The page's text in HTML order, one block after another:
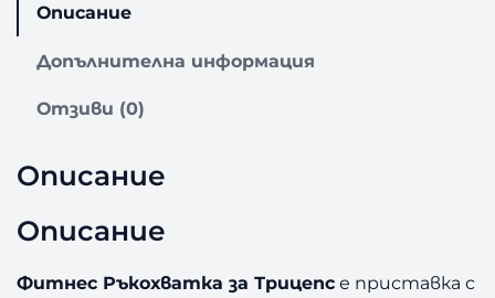
о
И
Н
Е
Р
К
Описание
Допълнителна информация
Отзиви (0)
Описание
Описание
Фитнес Ръкохватка за Трицепс е приставка с